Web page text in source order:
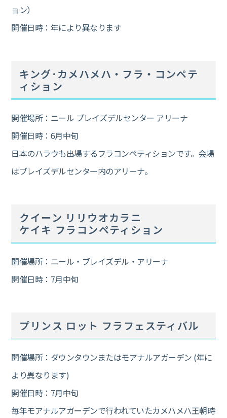
ョン）
開催日時：年により異なります
キング･カメハメハ・フラ・コンペテ
ィション
開催場所：ニール ブレイズデルセンター アリーナ
開催日時：6月中旬
日本のハラウも出場するフラコンペティションです。会場
はブレイズデルセンター内のアリーナ。
クイーン リリウオカラニ
ケイキ フラコンペティション
開催場所：ニール・ブレイズデル・アリーナ
開催日時：7月中旬
プリンス ロット フラフェスティバル
開催場所：ダウンタウンまたはモアナルアガーデン (年に
より異なります)
開催日時：7月中旬
毎年モアナルアガーデンで行われていたカメハメハ王朝時